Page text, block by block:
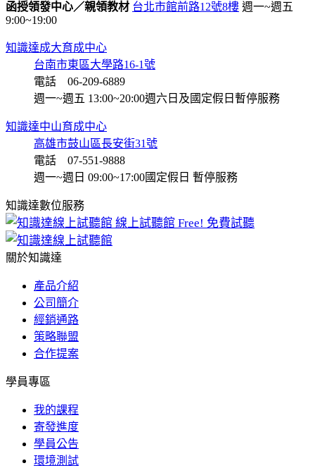
函授領發中心／親領教材 台北市館前路12號8樓 週一~週五
9:00~19:00
知識達成大育成中心
台南市東區大學路16-1號
電話 06-209-6889
週一~週五 13:00~20:00週六日及國定假日暫停服務
知識達中山育成中心
高雄市鼓山區長安街31號
電話 07-551-9888
週一~週日 09:00~17:00國定假日 暫停服務
知識達數位服務
線上試聽館 Free! 免費試聽
關於知識達
產品介紹
公司簡介
經銷通路
策略聯盟
合作提案
學員專區
我的課程
寄發進度
學員公告
環境測試